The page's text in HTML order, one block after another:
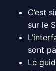
C’est
sur le
sont
Le